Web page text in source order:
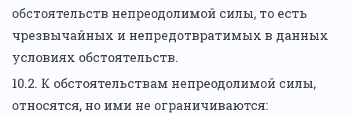
обстоятельств непреодолимой силы, то есть
чрезвычайных и непредотвратимых в данных
условиях обстоятельств.
10.2. К обстоятельствам непреодолимой силы,
относятся, но ими не ограничиваются: